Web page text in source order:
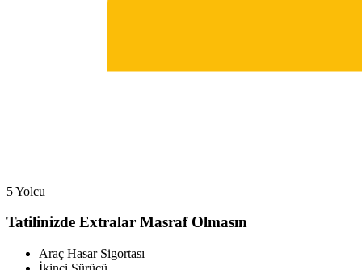
5 Yolcu
Tatilinizde Extralar Masraf Olmasın
Araç Hasar Sigortası